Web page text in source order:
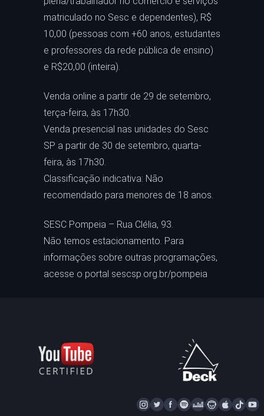
matriculado no Sesc e dependentes), R$
10,00 (pessoas com +60 anos, estudantes
e professores da rede pública de ensino)
e R$20,00 (inteira).
Venda online a partir de 29 de setembro,
terça-feira, às 17h30.
Venda presencial nas unidades do Sesc
SP a partir de 30 de setembro, quarta-
feira, às 17h30.
Classificação indicativa: Não
recomendado para menores de 18 anos.
SESC Pompeia – Rua Clélia, 93.
Não temos estacionamento. Para
informações sobre outras programações,
acesse o portal sescsp.org.br/pompeia
I
N
T
W
F
A
S
P
D
E
N
A
A
P
T